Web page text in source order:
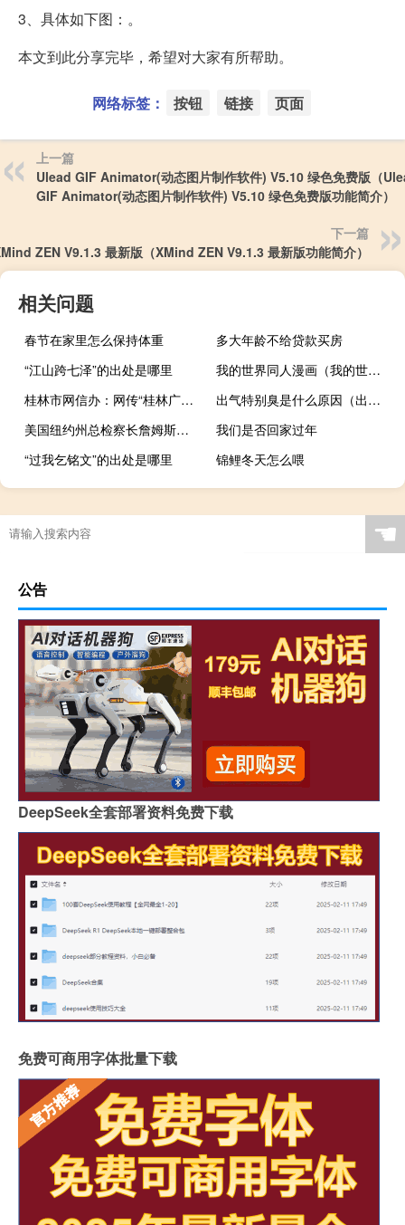
3、具体如下图：。
本文到此分享完毕，希望对大家有所帮助。
网络标签： 按钮 链接 页面
上一篇
Ulead GIF Animator(动态图片制作软件) V5.10 绿色免费版（
GIF Animator(动态图片制作软件) V5.10 绿色免费版功能简介）
下一篇
ZEN V9.1.3 最新版（XMind ZEN V9.1.3 最新版功能简介）
相关问题
春节在家里怎么保持体重
多大年龄不给贷款买房
“江山跨七泽”的出处是哪里
我的世界同人漫画（我的世界娘化同人漫画）
桂林市网信办：网传“桂林广电职工半年未发工资”为假消息
出气特别臭是什么原因（出气臭是什么原因）
美国纽约州总检察长詹姆斯起诉加密货币公司Gemini、Genesis和DCG欺诈投资者
我们是否回家过年
“过我乞铭文”的出处是哪里
锦鲤冬天怎么喂
☚
公告
DeepSeek全套部署资料免费下载
免费可商用字体批量下载